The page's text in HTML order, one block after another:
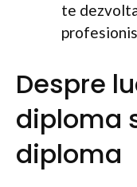
te
Despre
diploma
diploma